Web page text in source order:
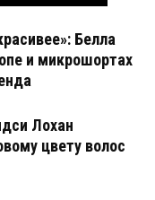
Белла
и микрошортах
Лохан
цвету волос